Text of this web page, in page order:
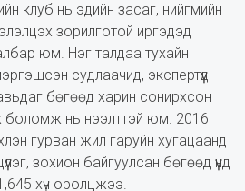
клуб нь эдийн засаг, нийгмийн
зорилготой иргэдэд
юм. Нэг талдаа тухайн
судлаачид, экспертүүд
бөгөөд харин сонирхсон
боломж нь нээлттэй юм. 2016
гурван жил гаруйн хугацаанд
зохион байгуулсан бөгөөд үүнд
хүн оролцжээ.